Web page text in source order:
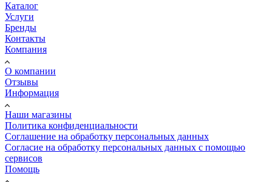
Каталог
Услуги
Бренды
Контакты
Компания
О компании
Отзывы
Информация
Наши магазины
Политика конфиденциальности
Соглашение на обработку персональных данных
Согласие на обработку персональных данных с помощью
сервисов
Помощь